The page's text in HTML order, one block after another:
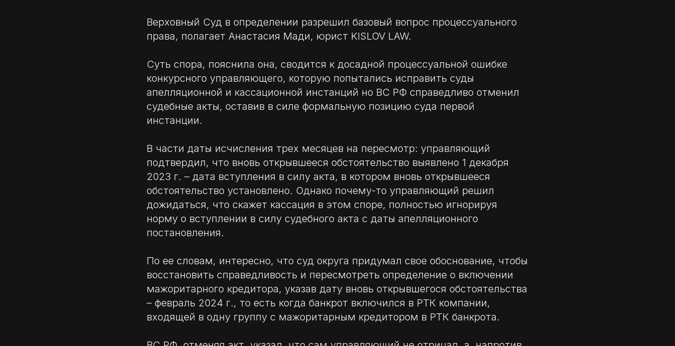
Верховный Суд в определении разрешил базовый вопрос процессуального
права, полагает Анастасия Мади, юрист KISLOV LAW.
Суть спора, пояснила она, сводится к досадной процессуальной ошибке
конкурсного управляющего, которую попытались исправить суды
апелляционной и кассационной инстанций но ВС РФ справедливо отменил
судебные акты, оставив в силе формальную позицию суда первой
инстанции.
В части даты исчисления трех месяцев на пересмотр: управляющий
подтвердил, что вновь открывшееся обстоятельство выявлено 1 декабря
2023 г. – дата вступления в силу акта, в котором вновь открывшееся
обстоятельство установлено. Однако почему-то управляющий решил
дожидаться, что скажет кассация в этом споре, полностью игнорируя
норму о вступлении в силу судебного акта с даты апелляционного
постановления.
По ее словам, интересно, что суд округа придумал свое обоснование, чтобы
восстановить справедливость и пересмотреть определение о включении
мажоритарного кредитора, указав дату вновь открывшегося обстоятельства
– февраль 2024 г., то есть когда банкрот включился в РТК компании,
входящей в одну группу с мажоритарным кредитором в РТК банкрота.